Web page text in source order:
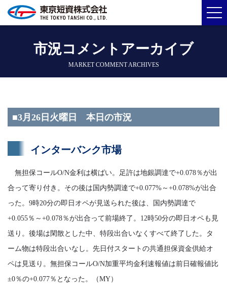
市況コメントアーカイブ
MARKET COMMENT ARCHIVES
■3月26日火曜日 本日の市況
インターバンク市場
無担保コールO/N金利は横ばい。足許は地銀調達で+0.078％が出
合って寄り付き。その後は国内勢調達で+0.077%～+0.078%が出合
った。9時20分の即日オペが見送られた後は、国内勢調達で
+0.055％～+0.078％が出合って前場終了。12時50分の即日オペも見
送り。後場は閑散とした中、特段出合いなくすべて終了した。タ
ーム物は特段出合いなし。先日付スタートの共通担保資金供給オ
ペは見送り。無担保コールO/N加重平均金利速報値は前日確報値比
±0％の+0.077％となった。（MY）